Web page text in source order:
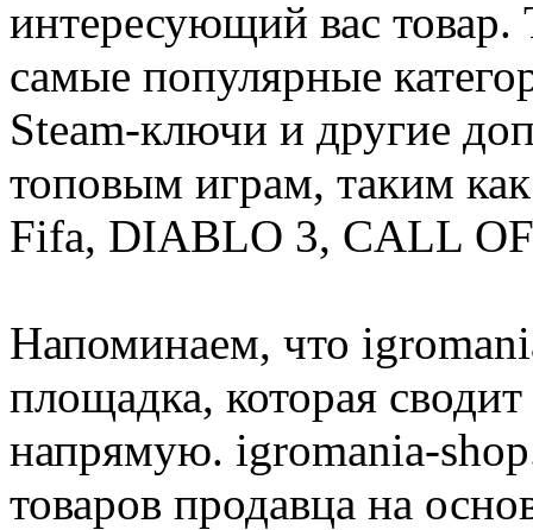
интересующий вас
самые популярные
Steam-ключи и другие
топовым играм, таким
Fifa, DIABLO 3, CALL
Напоминаем, что
площадка, которая
напрямую. igromania-
товаров продавца на